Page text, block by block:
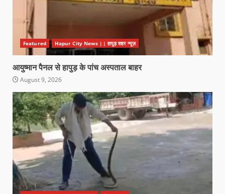
Featured Hapur City News || हापुड़ शहर न्यूज़
आयुष्मान पैनल से हापुड़ के पांच अस्पताल बाहर
August 9, 2026